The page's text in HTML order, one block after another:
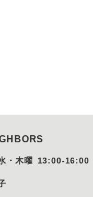
・木曜 13:00-16:00